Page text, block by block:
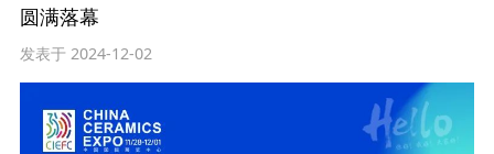
圆满落幕
发表于 2024-12-02